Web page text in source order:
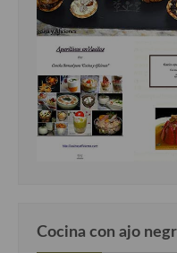
Cocina con ajo